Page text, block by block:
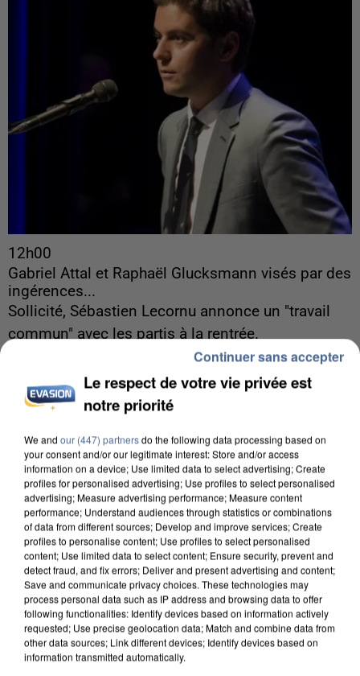
12h00
Gabriel Attal et Raphaël Glucksmann visés par des
ingérences...
Sollicité, Sébastien Lecornu annonce un "travail
commun" avec les partis à la rentrée.
7h56
Une touriste de l’Oise emportée par une coulée de
boue en Haute-Savoie
Le respect de votre vie privée est
notre priorité
We and our (447) partnersdo the following data processing based on
your consent and/or our legitimate interest: Store and/or access
information on a device; Use limited data to select advertising; Create
profiles for personalised advertising; Use profiles to select personalised
advertising; Measure advertising performance; Measure content
performance; Understand audiences through statistics or combinations
of data from different sources; Develop and improve services; Create
profiles to personalise content; Use profiles to select personalised
content; Use limited data to select content; Ensure security, prevent and
detect fraud, and fix errors; Deliver and present advertising and content;
Save and communicate privacy choices. These technologies may
process personal data such as IP address and browsing data to offer
following functionalities: Identify devices based on information actively
requested; Use precise geolocation data; Match and combine data from
other data sources; Link different devices; Identify devices based on
information transmitted automatically.
Continuer sans accepter